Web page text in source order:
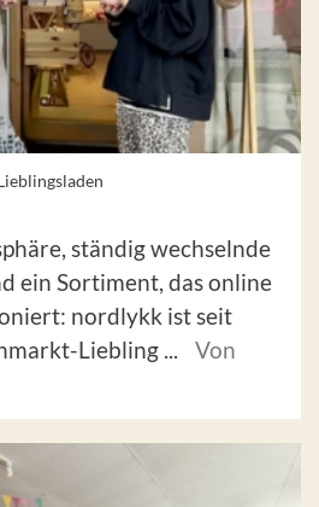
ständig wechselnde
ein Sortiment, das online
nordlykk ist seit
Liebling ...
Von